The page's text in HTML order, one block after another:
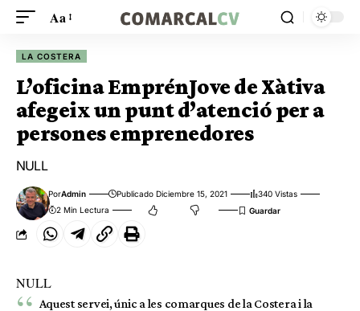
Aa
LA COSTERA
L’oficina EmprénJove de Xàtiva
afegeix un punt d’atenció per a
persones emprenedores
NULL
PorAdmin Publicado Diciembre 15, 2021
340 Vistas
2 Min Lectura
NULL
Aquest servei, únic a les comarques de la Costera i la